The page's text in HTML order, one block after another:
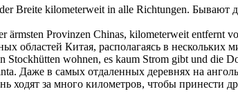
Breite kilometerweitin alle Richtungen. Бывают
ärmsten Provinzen Chinas, kilometerweitentfernt
областей Китая, располагаясь в нескольких
wohnen, es kaum Strom gibt und die
Даже в самых отдаленных деревнях на
ходят за много километров, чтобы